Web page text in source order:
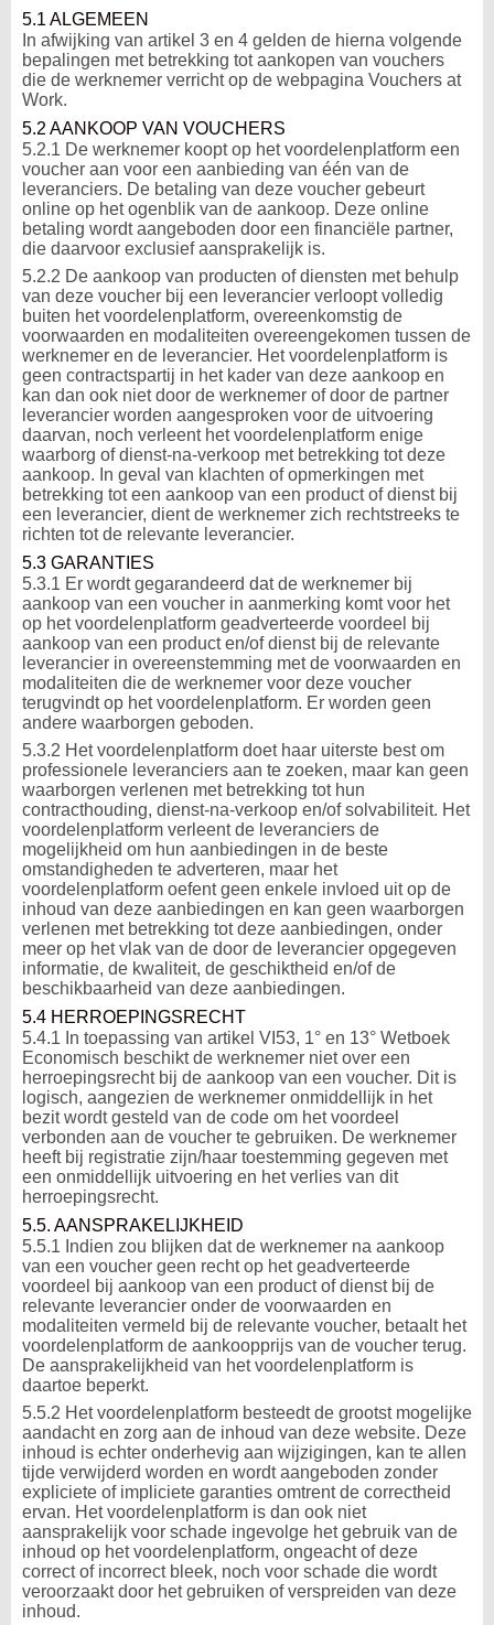
5.1 ALGEMEEN
In afwijking van artikel 3 en 4 gelden de hierna volgende
bepalingen met betrekking tot aankopen van vouchers
die de werknemer verricht op de webpagina Vouchers at
Work.
5.2 AANKOOP VAN VOUCHERS
5.2.1 De werknemer koopt op het voordelenplatform een
voucher aan voor een aanbieding van één van de
leveranciers. De betaling van deze voucher gebeurt
online op het ogenblik van de aankoop. Deze online
betaling wordt aangeboden door een financiële partner,
die daarvoor exclusief aansprakelijk is.
5.2.2 De aankoop van producten of diensten met behulp
van deze voucher bij een leverancier verloopt volledig
buiten het voordelenplatform, overeenkomstig de
voorwaarden en modaliteiten overeengekomen tussen de
werknemer en de leverancier. Het voordelenplatform is
geen contractspartij in het kader van deze aankoop en
kan dan ook niet door de werknemer of door de partner
leverancier worden aangesproken voor de uitvoering
daarvan, noch verleent het voordelenplatform enige
waarborg of dienst-na-verkoop met betrekking tot deze
aankoop. In geval van klachten of opmerkingen met
betrekking tot een aankoop van een product of dienst bij
een leverancier, dient de werknemer zich rechtstreeks te
richten tot de relevante leverancier.
5.3 GARANTIES
5.3.1 Er wordt gegarandeerd dat de werknemer bij
aankoop van een voucher in aanmerking komt voor het
op het voordelenplatform geadverteerde voordeel bij
aankoop van een product en/of dienst bij de relevante
leverancier in overeenstemming met de voorwaarden en
modaliteiten die de werknemer voor deze voucher
terugvindt op het voordelenplatform. Er worden geen
andere waarborgen geboden.
5.3.2 Het voordelenplatform doet haar uiterste best om
professionele leveranciers aan te zoeken, maar kan geen
waarborgen verlenen met betrekking tot hun
contracthouding, dienst-na-verkoop en/of solvabiliteit. Het
voordelenplatform verleent de leveranciers de
mogelijkheid om hun aanbiedingen in de beste
omstandigheden te adverteren, maar het
voordelenplatform oefent geen enkele invloed uit op de
inhoud van deze aanbiedingen en kan geen waarborgen
verlenen met betrekking tot deze aanbiedingen, onder
meer op het vlak van de door de leverancier opgegeven
informatie, de kwaliteit, de geschiktheid en/of de
beschikbaarheid van deze aanbiedingen.
5.4 HERROEPINGSRECHT
5.4.1 In toepassing van artikel VI53, 1° en 13° Wetboek
Economisch beschikt de werknemer niet over een
herroepingsrecht bij de aankoop van een voucher. Dit is
logisch, aangezien de werknemer onmiddellijk in het
bezit wordt gesteld van de code om het voordeel
verbonden aan de voucher te gebruiken. De werknemer
heeft bij registratie zijn/haar toestemming gegeven met
een onmiddellijk uitvoering en het verlies van dit
herroepingsrecht.
5.5. AANSPRAKELIJKHEID
5.5.1 Indien zou blijken dat de werknemer na aankoop
van een voucher geen recht op het geadverteerde
voordeel bij aankoop van een product of dienst bij de
relevante leverancier onder de voorwaarden en
modaliteiten vermeld bij de relevante voucher, betaalt het
voordelenplatform de aankoopprijs van de voucher terug.
De aansprakelijkheid van het voordelenplatform is
daartoe beperkt.
5.5.2 Het voordelenplatform besteedt de grootst mogelijke
aandacht en zorg aan de inhoud van deze website. Deze
inhoud is echter onderhevig aan wijzigingen, kan te allen
tijde verwijderd worden en wordt aangeboden zonder
expliciete of impliciete garanties omtrent de correctheid
ervan. Het voordelenplatform is dan ook niet
aansprakelijk voor schade ingevolge het gebruik van de
inhoud op het voordelenplatform, ongeacht of deze
correct of incorrect bleek, noch voor schade die wordt
veroorzaakt door het gebruiken of verspreiden van deze
inhoud.